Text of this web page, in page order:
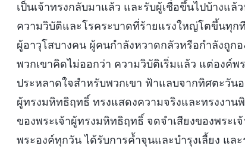
เป็นเจ้าทรงกลับมาแล้ว และรับผู้เชื่อขึ้นไปบ้างแ
ความวิบัติและโรคระบาดที่ร้ายแรงใหญ่โตขึ้นทุ
ผู้อาวุโสบางคน ผู้คนกำลังหวาดกลัวหรือกำลังถูก
พวกเขาคิดไม่ออกว่า ความวิบัติเริ่มแล้ว แต่องค์พ
ประหลาดใจสำหรับพวกเขา ฟ้าแลบจากทิศตะวัน
ผู้ทรงมหิทธิฤทธิ์ ทรงแสดงความจริงและทรงงา
ของพระเจ้าผู้ทรงมหิทธิฤทธิ์ จดจำเสียงของพระ
พระองค์ทุกวัน ได้รับการค้ำจุนและบำรุงเลี้ยง แล